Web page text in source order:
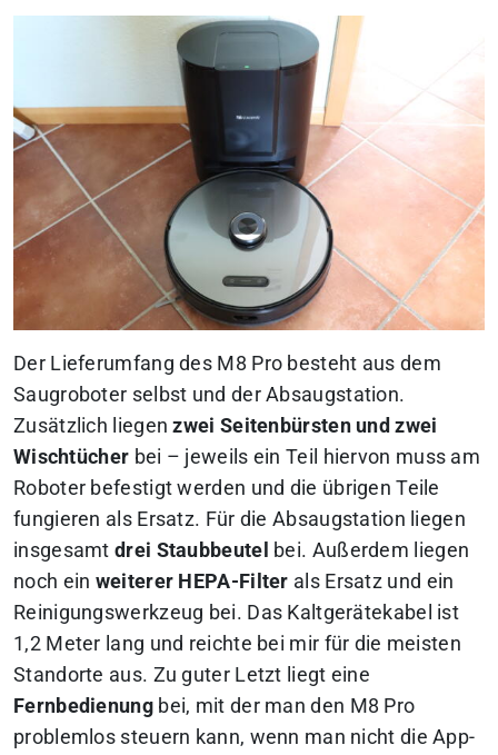
Der Lieferumfang des M8 Pro besteht aus dem
Saugroboter selbst und der Absaugstation.
Zusätzlich liegenzwei Seitenbürsten und zwei
Wischtücher bei – jeweils ein Teil hiervon muss am
Roboter befestigt werden und die übrigen Teile
fungieren als Ersatz. Für die Absaugstation liegen
insgesamt drei Staubbeutel bei. Außerdem liegen
noch ein weiterer HEPA-Filter als Ersatz und ein
Reinigungswerkzeug bei. Das Kaltgerätekabel ist
1,2 Meter lang und reichte bei mir für die meisten
Standorte aus. Zu guter Letzt liegt eine
Fernbedienungbei, mit der man den M8 Pro
problemlos steuern kann, wenn man nicht die App-